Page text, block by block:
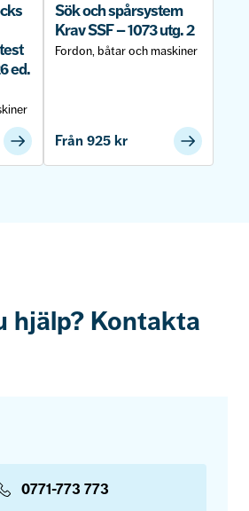
ed.
Sök och spårsystem
Krav SSF – 1073 utg. 2
Fordon, båtar och maskiner
Från 925 kr
hjälp? Kontakta
0771-773 773